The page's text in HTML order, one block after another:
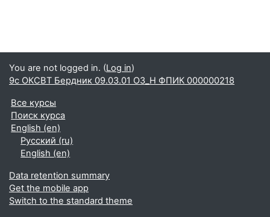
You are not logged in. (Log in)
9с ОКСВТ Бердник 09.03.01 ОЗ_Н ФПИК 000000218
Все курсы
Поиск курса
English ‎(en)‎
Русский ‎(ru)‎
English ‎(en)‎
Data retention summary
Get the mobile app
Switch to the standard theme